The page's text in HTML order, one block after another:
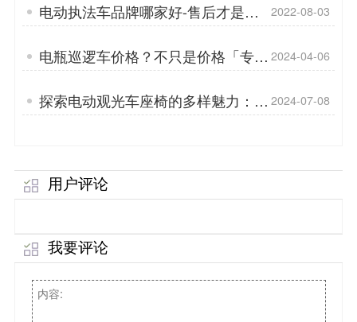
电动执法车品牌哪家好-售后才是关
键「专菱」
2022-08-03
电瓶巡逻车价格？不只是价格「专
菱」
2024-04-06
探索电动观光车座椅的多样魅力：从
舒适到奢华的升级之旅「专菱」
2024-07-08
用户评论
我要评论